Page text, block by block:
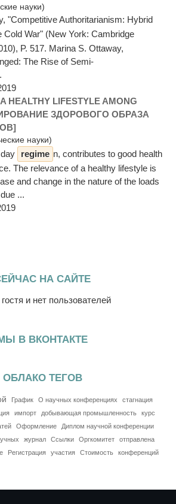
науки)
"Competitive Authoritarianism: Hybrid
Cold War" (New York: Cambridge
P. 517. Marina S. Ottaway,
The Rise of Semi-
HEALTHY LIFESTYLE AMONG
ЗДОРОВОГО ОБРАЗА
науки)
regime n, contributes to good health
The relevance of a healthy lifestyle is
and change in the nature of the loads
...
НА САЙТЕ
и нет пользователей
В ВКОНТАКТЕ
ОБЛАКО ТЕГОВ
График О научных конференциях
стагнация
импорт добывающая промышленность
курс
Оформление
Диплом научной конференции
журнал Ссылки Оргкомитет
отправлена
Регистрация участия Стоимость
конференций